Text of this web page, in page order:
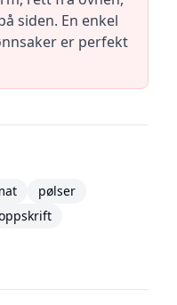
siden. En enkel
er perfekt
pølser